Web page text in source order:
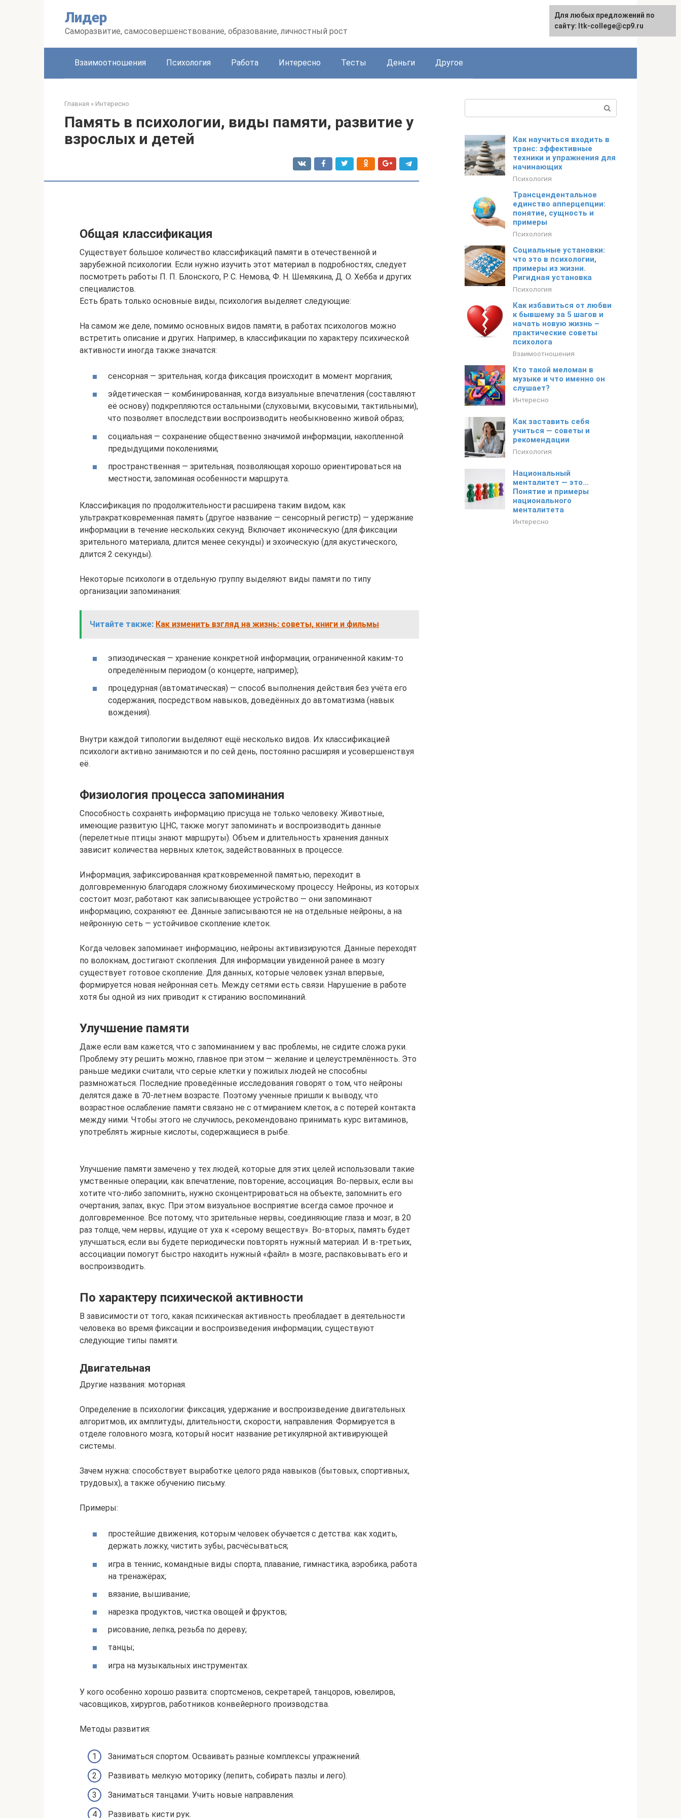
Лидер
Саморазвитие, самосовершенствование, образование, личностный рост
Взаимоотношения Психология Работа Интересно Тесты Деньги Другое
Главная » Интересно
Память в психологии, виды памяти, развитие у
взрослых и детей
Общая классификация
Существует большое количество классификаций памяти в отечественной и
зарубежной психологии. Если нужно изучить этот материал в подробностях, следует
посмотреть работы П. П. Блонского, Р. С. Немова, Ф. Н. Шемякина, Д. О. Хебба и других
специалистов.
Есть брать только основные виды, психология выделяет следующие:
На самом же деле, помимо основных видов памяти, в работах психологов можно
встретить описание и других. Например, в классификации по характеру психической
активности иногда также значатся:
сенсорная — зрительная, когда фиксация происходит в момент моргания;
эйдетическая — комбинированная, когда визуальные впечатления (составляют
её основу) подкрепляются остальными (слуховыми, вкусовыми, тактильными),
что позволяет впоследствии воспроизводить необыкновенно живой образ;
социальная — сохранение общественно значимой информации, накопленной
предыдущими поколениями;
пространственная — зрительная, позволяющая хорошо ориентироваться на
местности, запоминая особенности маршрута.
Классификация по продолжительности расширена таким видом, как
ультракратковременная память (другое название — сенсорный регистр) — удержание
информации в течение нескольких секунд. Включает иконическую (для фиксации
зрительного материала, длится менее секунды) и эхоическую (для акустического,
длится 2 секунды).
Некоторые психологи в отдельную группу выделяют виды памяти по типу
организации запоминания:
Читайте также: Как изменить взгляд на жизнь: советы, книги и фильмы
эпизодическая — хранение конкретной информации, ограниченной каким-то
определённым периодом (о концерте, например);
процедурная (автоматическая) — способ выполнения действия без учёта его
содержания, посредством навыков, доведённых до автоматизма (навык
вождения).
Внутри каждой типологии выделяют ещё несколько видов. Их классификацией
психологи активно занимаются и по сей день, постоянно расширяя и усовершенствуя
её.
Физиология процесса запоминания
Способность сохранять информацию присуща не только человеку. Животные,
имеющие развитую ЦНС, также могут запоминать и воспроизводить данные
(перелетные птицы знают маршруты). Объем и длительность хранения данных
зависит количества нервных клеток, задействованных в процессе.
Информация, зафиксированная кратковременной памятью, переходит в
долговременную благодаря сложному биохимическому процессу. Нейроны, из которых
состоит мозг, работают как записывающее устройство — они запоминают
информацию, сохраняют ее. Данные записываются не на отдельные нейроны, а на
нейронную сеть — устойчивое скопление клеток.
Когда человек запоминает информацию, нейроны активизируются. Данные переходят
по волокнам, достигают скопления. Для информации увиденной ранее в мозгу
существует готовое скопление. Для данных, которые человек узнал впервые,
формируется новая нейронная сеть. Между сетями есть связи. Нарушение в работе
хотя бы одной из них приводит к стиранию воспоминаний.
Улучшение памяти
Даже если вам кажется, что с запоминанием у вас проблемы, не сидите сложа руки.
Проблему эту решить можно, главное при этом — желание и целеустремлённость. Это
раньше медики считали, что серые клетки у пожилых людей не способны
размножаться. Последние проведённые исследования говорят о том, что нейроны
делятся даже в 70-летнем возрасте. Поэтому ученные пришли к выводу, что
возрастное ослабление памяти связано не с отмиранием клеток, а с потерей контакта
между ними. Чтобы этого не случилось, рекомендовано принимать курс витаминов,
употреблять жирные кислоты, содержащиеся в рыбе.
Улучшение памяти замечено у тех людей, которые для этих целей использовали такие
умственные операции, как впечатление, повторение, ассоциация. Во-первых, если вы
хотите что-либо запомнить, нужно сконцентрироваться на объекте, запомнить его
очертания, запах, вкус. При этом визуальное восприятие всегда самое прочное и
долговременное. Все потому, что зрительные нервы, соединяющие глаза и мозг, в 20
раз толще, чем нервы, идущие от уха к «серому веществу». Во-вторых, память будет
улучшаться, если вы будете периодически повторять нужный материал. И в-третьих,
ассоциации помогут быстро находить нужный «файл» в мозге, распаковывать его и
воспроизводить.
По характеру психической активности
В зависимости от того, какая психическая активность преобладает в деятельности
человека во время фиксации и воспроизведения информации, существуют
следующие типы памяти.
Двигательная
Другие названия: моторная.
Определение в психологии: фиксация, удержание и воспроизведение двигательных
алгоритмов, их амплитуды, длительности, скорости, направления. Формируется в
отделе головного мозга, который носит название ретикулярной активирующей
системы.
Зачем нужна: способствует выработке целого ряда навыков (бытовых, спортивных,
трудовых), а также обучению письму.
Примеры:
простейшие движения, которым человек обучается с детства: как ходить,
держать ложку, чистить зубы, расчёсываться;
игра в теннис, командные виды спорта, плавание, гимнастика, аэробика, работа
на тренажёрах;
вязание, вышивание;
нарезка продуктов, чистка овощей и фруктов;
рисование, лепка, резьба по дереву;
танцы;
игра на музыкальных инструментах.
У кого особенно хорошо развита: спортсменов, секретарей, танцоров, ювелиров,
часовщиков, хирургов, работников конвейерного производства.
Методы развития:
Заниматься спортом. Осваивать разные комплексы упражнений.
Развивать мелкую моторику (лепить, собирать пазлы и лего).
Заниматься танцами. Учить новые направления.
Развивать кисти рук.
Как научиться входить в
транс: эффективные
техники и упражнения для
начинающих
Психология
Трансцендентальное
единство апперцепции:
понятие, сущность и
примеры
Психология
Социальные установки:
что это в психологии,
примеры из жизни.
Ригидная установка
Психология
Как избавиться от любви
к бывшему за 5 шагов и
начать новую жизнь –
практические советы
психолога
Взаимоотношения
Кто такой меломан в
музыке и что именно он
слушает?
Интересно
Как заставить себя
учиться — советы и
рекомендации
Психология
Национальный
менталитет — это…
Понятие и примеры
национального
менталитета
Интересно
Для любых предложений по
сайту: ltk-college@cp9.ru